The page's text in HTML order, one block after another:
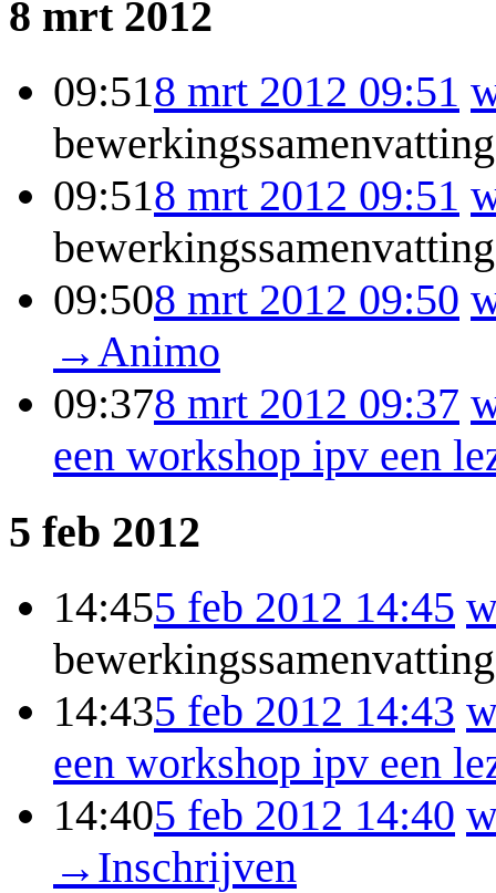
8 mrt 2012
09:518 mrt 2012 09:51
bewerkingssamenvatting
09:518 mrt 2012 09:51
bewerkingssamenvatting
09:508 mrt 2012 09:50
→Animo
09:378 mrt 2012 09:37
een workshop ipv een
5 feb 2012
14:455 feb 2012 14:45
bewerkingssamenvatting
14:435 feb 2012 14:43
een workshop ipv een
14:405 feb 2012 14:40
→ Inschrijven